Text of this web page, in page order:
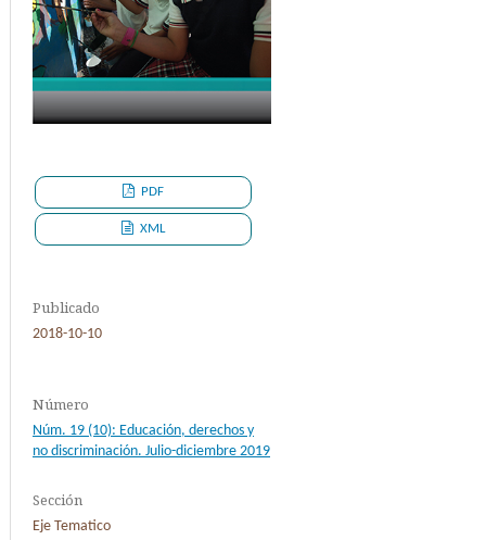
PDF
XML
Publicado
2018-10-10
Número
Núm. 19 (10): Educación, derechos y
no discriminación. Julio-diciembre 2019
Sección
Eje Tematico